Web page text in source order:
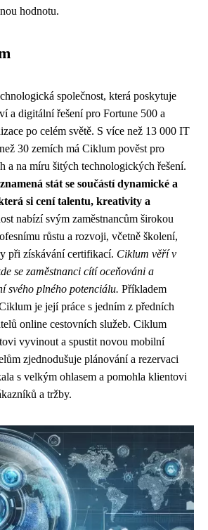
hodnotu.
společnost, která poskytuje
a digitální řešení pro Fortune 500 a
po celém světě. S více než 13 000 IT
30 zemích má Ciklum pověst pro
a na míru šitých technologických řešení.
stát se součástí dynamické a
si cení talentu, kreativity a
nabízí svým zaměstnancům širokou
růstu a rozvoji, včetně školení,
při získávání certifikací. Ciklum věří v
se zaměstnanci cítí oceňováni a
svého plného potenciálu. Příkladem
je její práce s jedním z předních
online cestovních služeb. Ciklum
vyvinout a spustit novou mobilní
zjednodušuje plánování a rezervaci
s velkým ohlasem a pomohla klientovi
a tržby.